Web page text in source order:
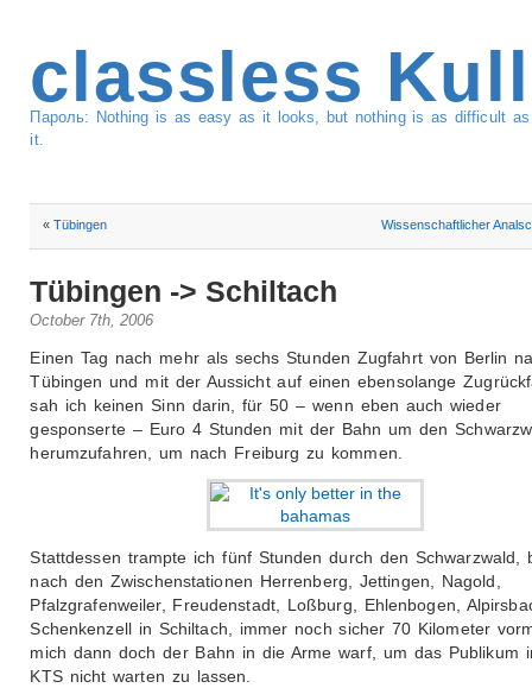
classless
Пароль: Nothing is as easy as it looks, but nothing is as difficult
it.
«Tübingen Wissenschaftlicher
Tübingen -> Schiltach
October 7th, 2006
Einen Tag nach mehr als sechs Stunden Zugfahrt von Berlin
Tübingen und mit der Aussicht auf einen ebensolange
sah ich keinen Sinn darin, für 50 – wenn eben auch wieder
gesponserte – Euro 4 Stunden mit der Bahn um den
herumzufahren, um nach Freiburg zu kommen.
Stattdessen trampte ich fünf Stunden durch den Schwarzwald,
nach den Zwischenstationen Herrenberg, Jettingen, Nagold,
Pfalzgrafenweiler, Freudenstadt, Loßburg, Ehlenbogen,
Schenkenzell in Schiltach, immer noch sicher 70 Kilometer
mich dann doch der Bahn in die Arme warf, um das Publikum
KTS nicht warten zu lassen.